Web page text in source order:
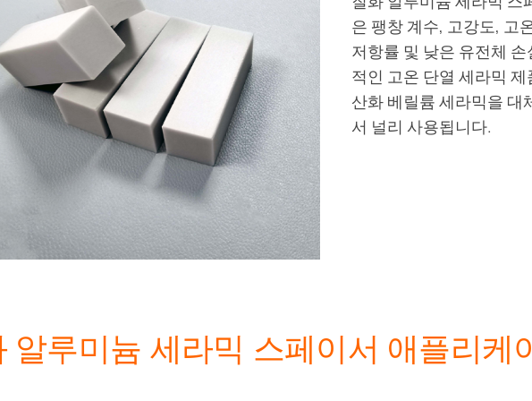
은 팽창 계수, 고강도, 고
저항률 및 낮은 유전체
적인 고온 단열 세라믹
산화 베릴륨 세라믹을 대
서 널리 사용됩니다.
알루미늄 세라믹 스페이서 애플리케